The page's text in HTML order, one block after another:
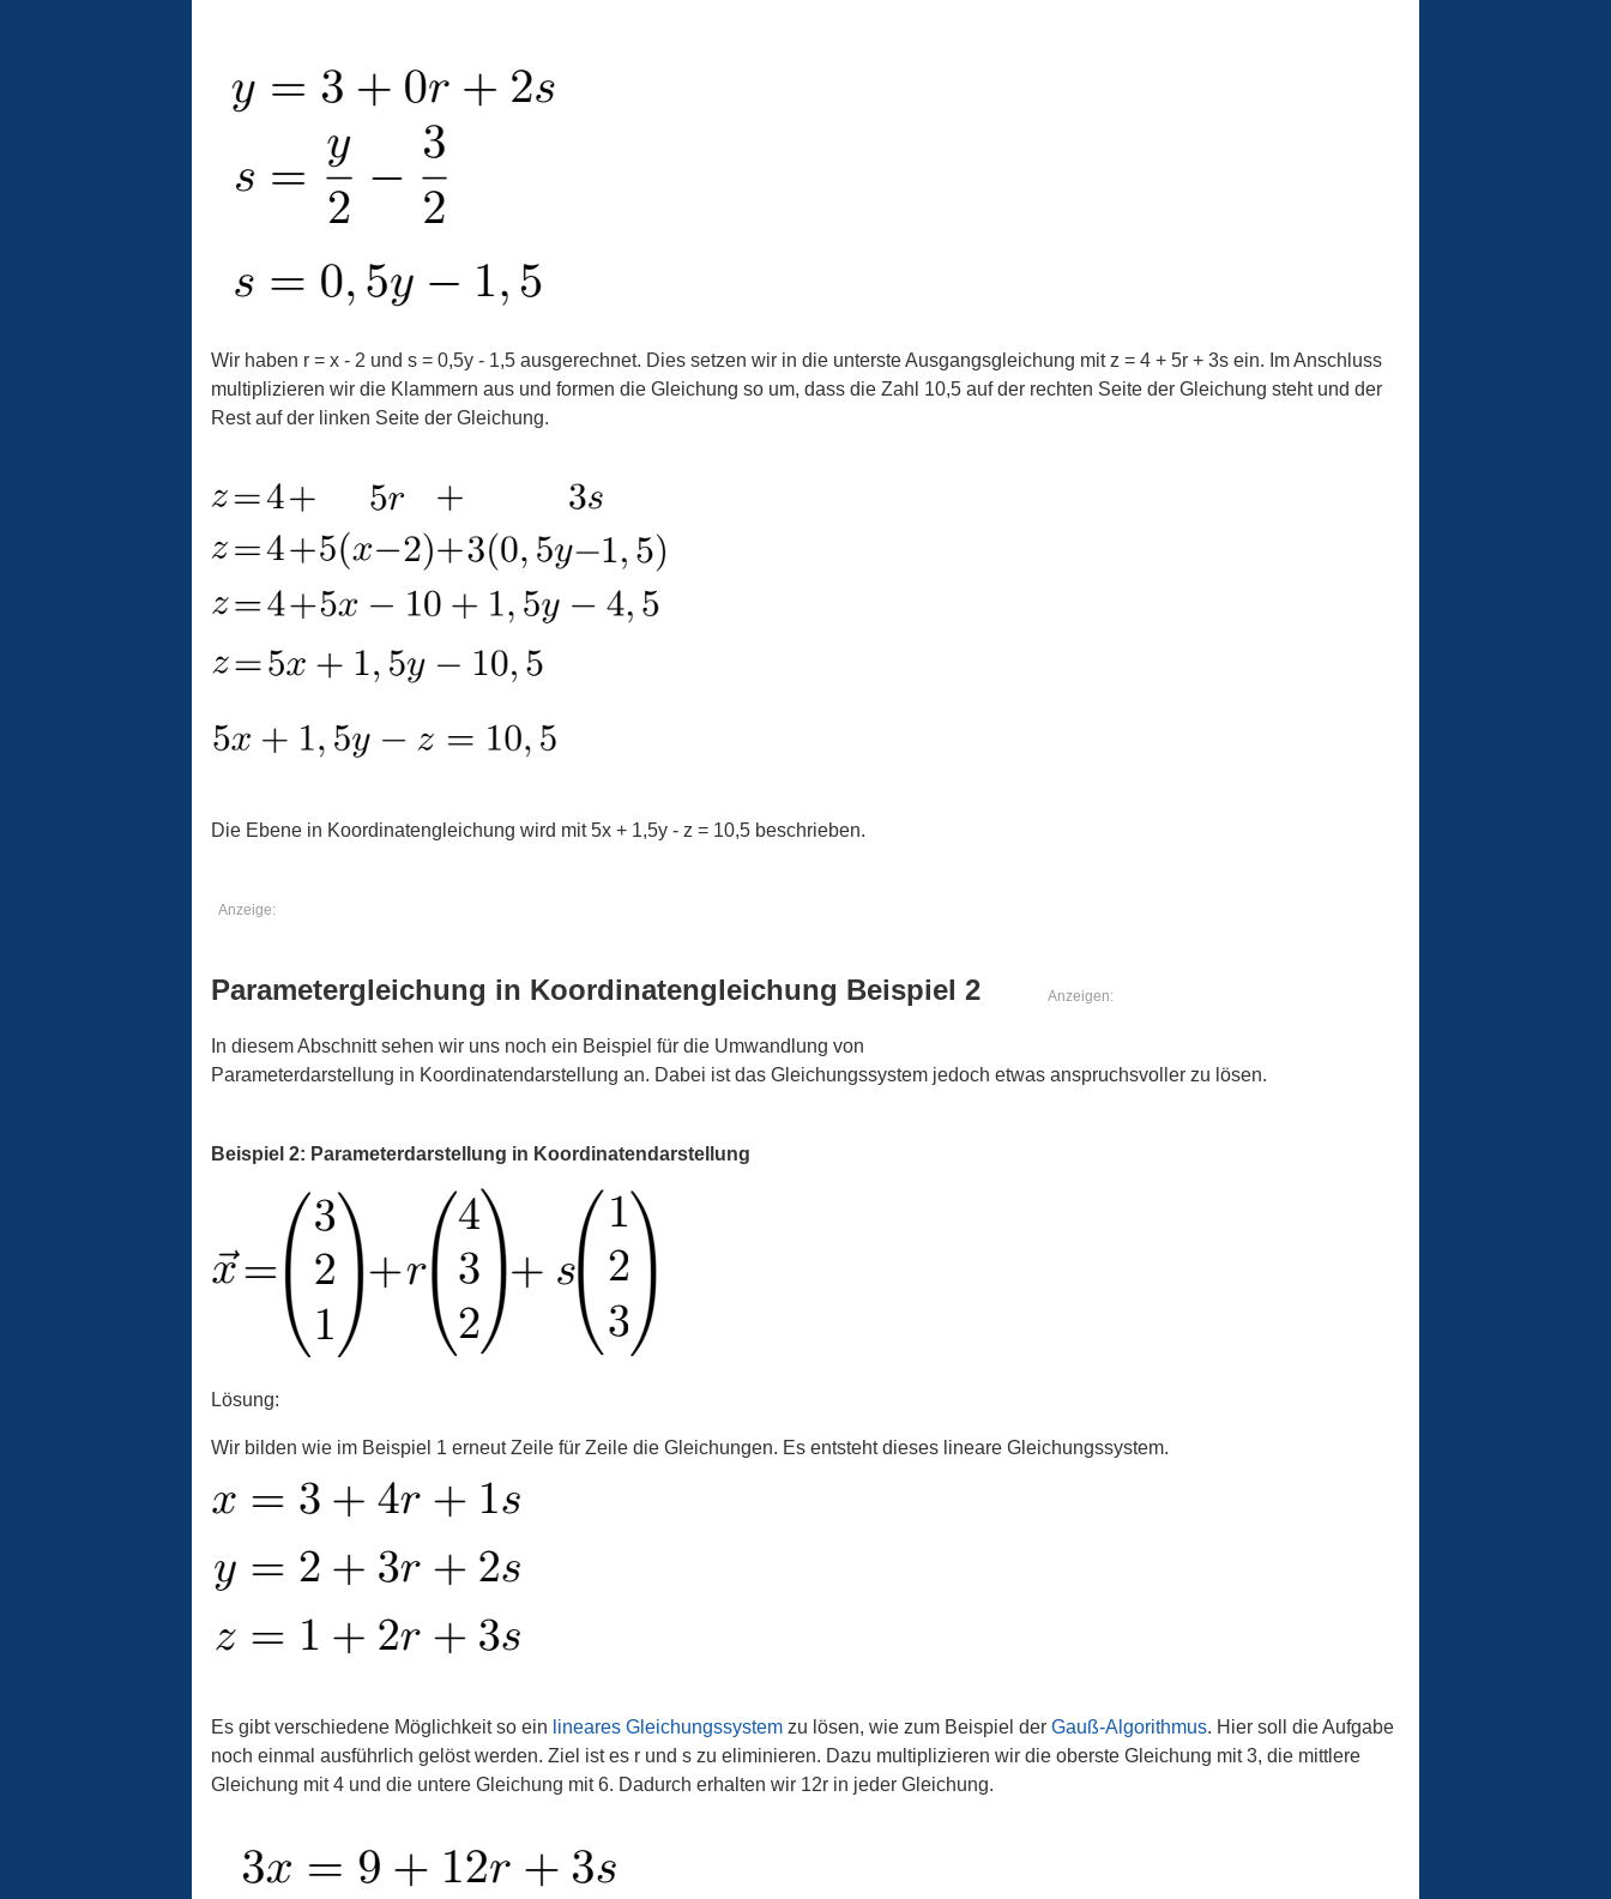
Wir haben r = x - 2 und s = 0,5y - 1,5 ausgerechnet. Dies setzen wir in die unterste Ausgangsgleichung mit z = 4 + 5r + 3s ein. Im Anschluss
multiplizieren wir die Klammern aus und formen die Gleichung so um, dass die Zahl 10,5 auf der rechten Seite der Gleichung steht und der
Rest auf der linken Seite der Gleichung.
Die Ebene in Koordinatengleichung wird mit 5x + 1,5y - z = 10,5 beschrieben.
Anzeige:
Anzeigen:
Parametergleichung in Koordinatengleichung Beispiel 2
In diesem Abschnitt sehen wir uns noch ein Beispiel für die Umwandlung von
Parameterdarstellung in Koordinatendarstellung an. Dabei ist das Gleichungssystem jedoch etwas anspruchsvoller zu lösen.
Beispiel 2: Parameterdarstellung in Koordinatendarstellung
Lösung:
Wir bilden wie im Beispiel 1 erneut Zeile für Zeile die Gleichungen. Es entsteht dieses lineare Gleichungssystem.
Es gibt verschiedene Möglichkeit so ein lineares Gleichungssystem zu lösen, wie zum Beispiel der Gauß-Algorithmus. Hier soll die Aufgabe
noch einmal ausführlich gelöst werden. Ziel ist es r und s zu eliminieren. Dazu multiplizieren wir die oberste Gleichung mit 3, die mittlere
Gleichung mit 4 und die untere Gleichung mit 6. Dadurch erhalten wir 12r in jeder Gleichung.